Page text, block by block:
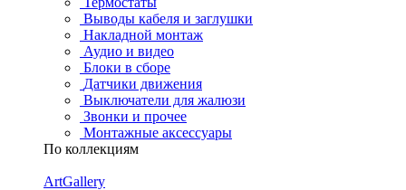
Выводы кабеля и заглушки
Накладной монтаж
Аудио и видео
Блоки в сборе
Датчики движения
Выключатели для жалюзи
Звонки и прочее
Монтажные аксессуары
По коллекциям
ArtGallery